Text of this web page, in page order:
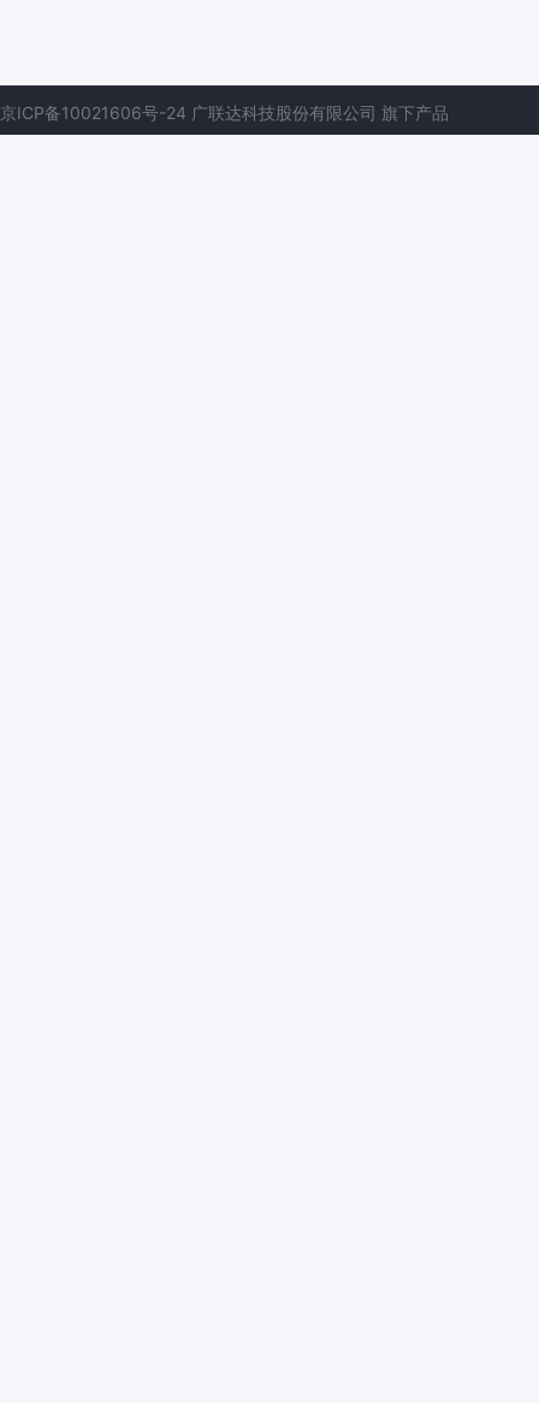
京ICP备10021606号-24 广联达科技股份有限公司 旗下产品